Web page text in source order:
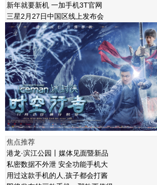
新年就要新机 一加手机3T官网
三星2月27日中国区线上发布会
焦点推荐
港龙·滨江公园丨媒体见面暨新品
私密数据不外泄 安全功能手机大
用过这款手机的人,孩子都会打酱